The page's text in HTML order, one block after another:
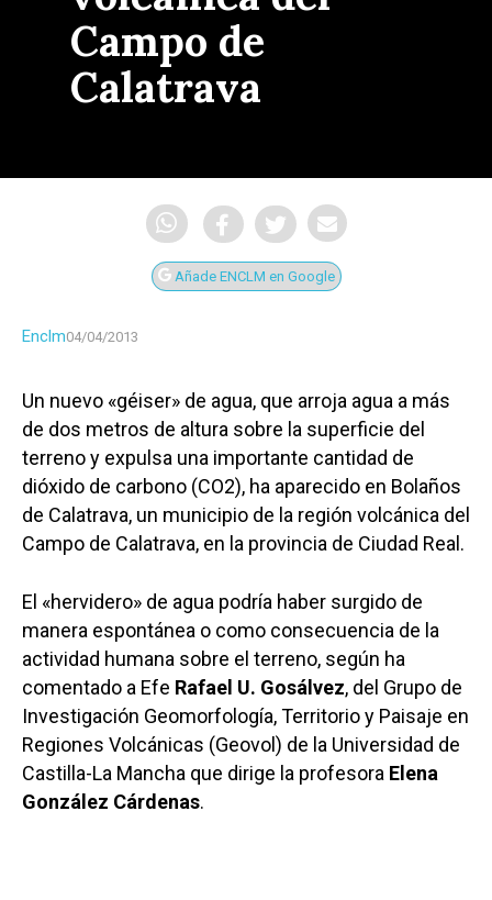
Campo de
Calatrava
Añade ENCLM en Google
Enclm04/04/2013
Un nuevo «géiser» de agua, que arroja agua a más
de dos metros de altura sobre la superficie del
terreno y expulsa una importante cantidad de
dióxido de carbono (CO2), ha aparecido en Bolaños
de Calatrava, un municipio de la región volcánica del
Campo de Calatrava, en la provincia de Ciudad Real.
El «hervidero» de agua podría haber surgido de
manera espontánea o como consecuencia de la
actividad humana sobre el terreno, según ha
comentado a Efe Rafael U. Gosálvez, del Grupo de
Investigación Geomorfología, Territorio y Paisaje en
Regiones Volcánicas (Geovol) de la Universidad de
Castilla-La Mancha que dirige la profesora Elena
González Cárdenas.